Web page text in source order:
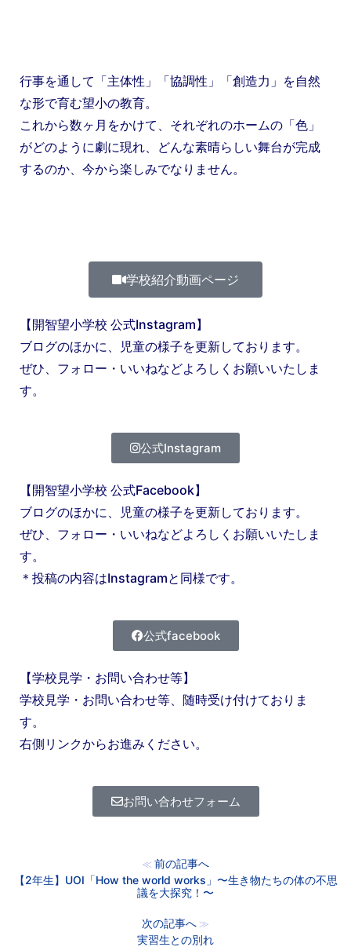
行事を通して「主体性」「協調性」「創造力」を自然
な形で育む望小の教育。
これから数ヶ月をかけて、それぞれのホームの「色」
がどのように劇に現れ、どんな素晴らしい舞台が完成
するのか、今から楽しみでなりません。
学校紹介動画ページ
【開智望小学校 公式Instagram】
ブログのほかに、児童の様子を更新しております。
ぜひ、フォロー・いいねなどよろしくお願いいたしま
す。
公式Instagram
【開智望小学校 公式Facebook】
ブログのほかに、児童の様子を更新しております。
ぜひ、フォロー・いいねなどよろしくお願いいたしま
す。
＊投稿の内容はInstagramと同様です。
公式facebook
【学校見学・お問い合わせ等】
学校見学・お問い合わせ等、随時受け付けておりま
す。
右側リンクからお進みください。
お問い合わせフォーム
≪ 前の記事へ
【2年生】UOI「How the world works」〜生き物たちの体の不思
議を大探究！〜
次の記事へ ≫
実習生との別れ